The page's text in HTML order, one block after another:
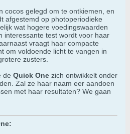
cocos gelegd om te ontkiemen, en
afgestemd op photoperiodieke
wat hogere voedingswaarden
interessante test wordt voor haar
vraagt haar compacte
om voldoende licht te vangen in
zusters.
de Quick One zich ontwikkelt onder
Zal ze haar naam eer aandoen
met haar resultaten? We gaan